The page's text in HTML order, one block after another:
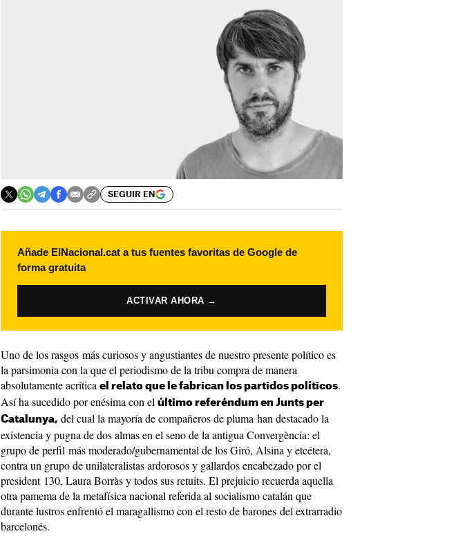
SEGUIR EN
Añade ElNacional.cat a tus fuentes favoritas de Google de
forma gratuita
ACTIVAR AHORA →
Uno de los rasgos más curiosos y angustiantes de nuestro presente político es
la parsimonia con la que el periodismo de la tribu compra de manera
absolutamente acrítica el relato que le fabrican los partidos políticos.
Así ha sucedido por enésima con el último referéndum en Junts per
Catalunya, del cual la mayoría de compañeros de pluma han destacado la
existencia y pugna de dos almas en el seno de la antigua Convergència: el
grupo de perfil más moderado/gubernamental de los Giró, Alsina y etcétera,
contra un grupo de unilateralistas ardorosos y gallardos encabezado por el
president 130, Laura Borràs y todos sus retuits. El prejuicio recuerda aquella
otra pamema de la metafísica nacional referida al socialismo catalán que
durante lustros enfrentó el maragallismo con el resto de barones del extrarradio
barcelonés.